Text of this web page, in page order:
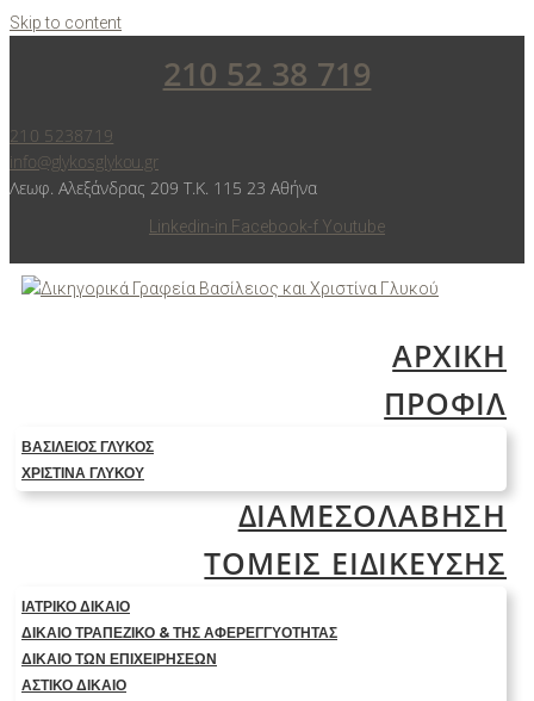
Skip to content
210 52 38 719
210 5238719
info@glykosglykou.gr
Λεωφ. Αλεξάνδρας 209 Τ.Κ. 115 23 Αθήνα
Linkedin-in Facebook-f Youtube
ΑΡΧΙΚΗ
ΠΡΟΦΙΛ
ΒΑΣΊΛΕΙΟΣ ΓΛΥΚΌΣ
ΧΡΙΣΤΊΝΑ ΓΛΥΚΟΎ
ΔΙΑΜΕΣΟΛΑΒΗΣΗ
ΤΟΜΕΙΣ ΕΙΔΙΚΕΥΣΗΣ
ΙΑΤΡΙΚΟ ΔΙΚΑΙΟ
ΔΙΚΑΙΟ ΤΡΑΠΕΖΙΚΟ & ΤΗΣ ΑΦΕΡΕΓΓΥΟΤΗΤΑΣ
ΔΙΚΑΙΟ ΤΩΝ ΕΠΙΧΕΙΡΗΣΕΩΝ
ΑΣΤΙΚΟ ΔΙΚΑΙΟ